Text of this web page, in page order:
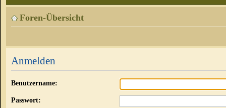
Foren-Übersicht
Anmelden
Benutzername:
Passwort: